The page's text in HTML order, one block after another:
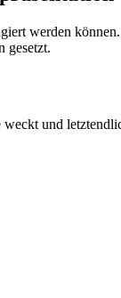
werden
gesetzt.
und